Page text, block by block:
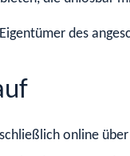
des
online